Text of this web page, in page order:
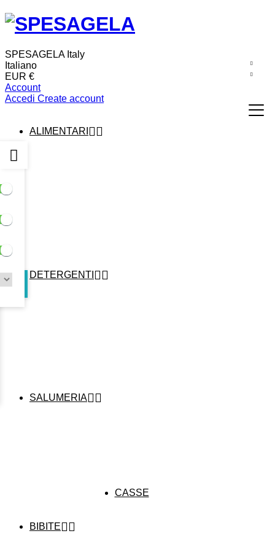
SPESAGELA Italy
Italiano
EUR €
Account
Accedi Create account
ALIMENTARI 
DETERGENTI 
SALUMERIA
CASSE
BIBITE